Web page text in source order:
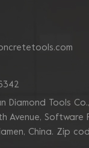
Diamond Tools
Avenue, Software
China. Zip